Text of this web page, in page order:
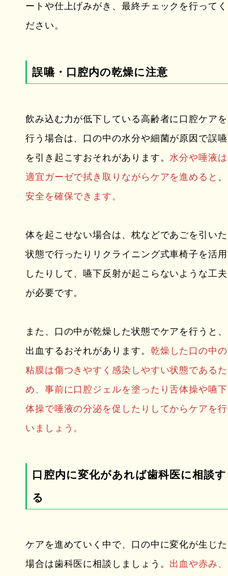
ートや仕上げみがき、最終チェックを行ってく
ださい。
誤嚥・口腔内の乾燥に注意
飲み込む力が低下している高齢者に口腔ケアを
行う場合は、口の中の水分や細菌が原因で誤嚥
を引き起こすおそれがあります。 水分や唾液は
適宜ガーゼで拭き取りながらケアを進めると 、
安全を確保できます。
体を起こせない場合は、枕などであごを引いた
状態で行ったりリクライニング式車椅子を活用
したりして、嚥下反射が起こらないような工夫
が必要です。
また、口の中が乾燥した状態でケアを行うと、
出血するおそれがあります。 乾燥した口の中の
粘膜は傷つきやすく感染しやすい状態であるた
め、事前に口腔ジェルを塗ったり舌体操や嚥下
体操で唾液の分泌を促したりしてからケアを行
いましょう。
口腔内に変化があれば歯科医に相談す
る
ケアを進めていく中で、口の中に変化が生じた
場合は歯科医に相談しましょう。 出血や赤み、